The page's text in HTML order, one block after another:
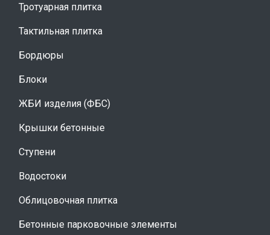
Тротуарная плитка
Тактильная плитка
Бордюры
Блоки
ЖБИ изделия (ФБС)
Крышки бетонные
Ступени
Водостоки
Облицовочная плитка
Бетонные парковочные элементы